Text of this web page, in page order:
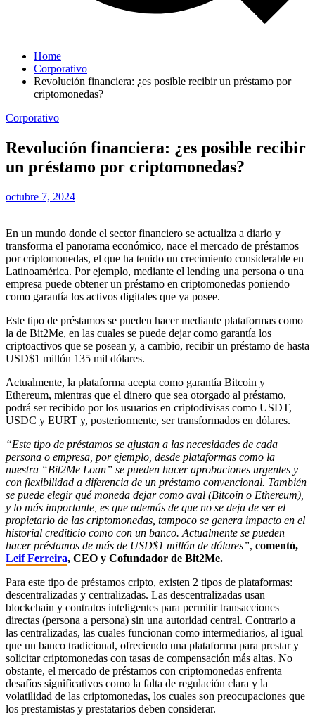
Home
Corporativo
Revolución financiera: ¿es posible recibir un préstamo por
criptomonedas?
Corporativo
Revolución financiera: ¿es posible recibir
un préstamo por criptomonedas?
octubre 7, 2024
En un mundo donde el sector financiero se actualiza a diario y
transforma el panorama económico, nace el mercado de préstamos
por criptomonedas, el que ha tenido un crecimiento considerable en
Latinoamérica. Por ejemplo, mediante el lending una persona o una
empresa puede obtener un préstamo en criptomonedas poniendo
como garantía los activos digitales que ya posee.
Este tipo de préstamos se pueden hacer mediante plataformas como
la de Bit2Me, en las cuales se puede dejar como garantía los
criptoactivos que se posean y, a cambio, recibir un préstamo de hasta
USD$1 millón 135 mil dólares.
Actualmente, la plataforma acepta como garantía Bitcoin y
Ethereum, mientras que el dinero que sea otorgado al préstamo,
podrá ser recibido por los usuarios en criptodivisas como USDT,
USDC y EURT y, posteriormente, ser transformados en dólares.
“Este tipo de préstamos se ajustan a las necesidades de cada
persona o empresa, por ejemplo, desde plataformas como la
nuestra “Bit2Me Loan” se pueden hacer aprobaciones urgentes y
con flexibilidad a diferencia de un préstamo convencional. También
se puede elegir qué moneda dejar como aval (Bitcoin o Ethereum),
y lo más importante, es que además de que no se deja de ser el
propietario de las criptomonedas, tampoco se genera impacto en el
historial crediticio como con un banco. Actualmente se pueden
hacer préstamos de más de USD$1 millón de dólares”, comentó,
Leif Ferreira, CEO y Cofundador de Bit2Me.
Para este tipo de préstamos cripto, existen 2 tipos de plataformas:
descentralizadas y centralizadas. Las descentralizadas usan
blockchain y contratos inteligentes para permitir transacciones
directas (persona a persona) sin una autoridad central. Contrario a
las centralizadas, las cuales funcionan como intermediarios, al igual
que un banco tradicional, ofreciendo una plataforma para prestar y
solicitar criptomonedas con tasas de compensación más altas. No
obstante, el mercado de préstamos con criptomonedas enfrenta
desafíos significativos como la falta de regulación clara y la
volatilidad de las criptomonedas, los cuales son preocupaciones que
los prestamistas y prestatarios deben considerar.